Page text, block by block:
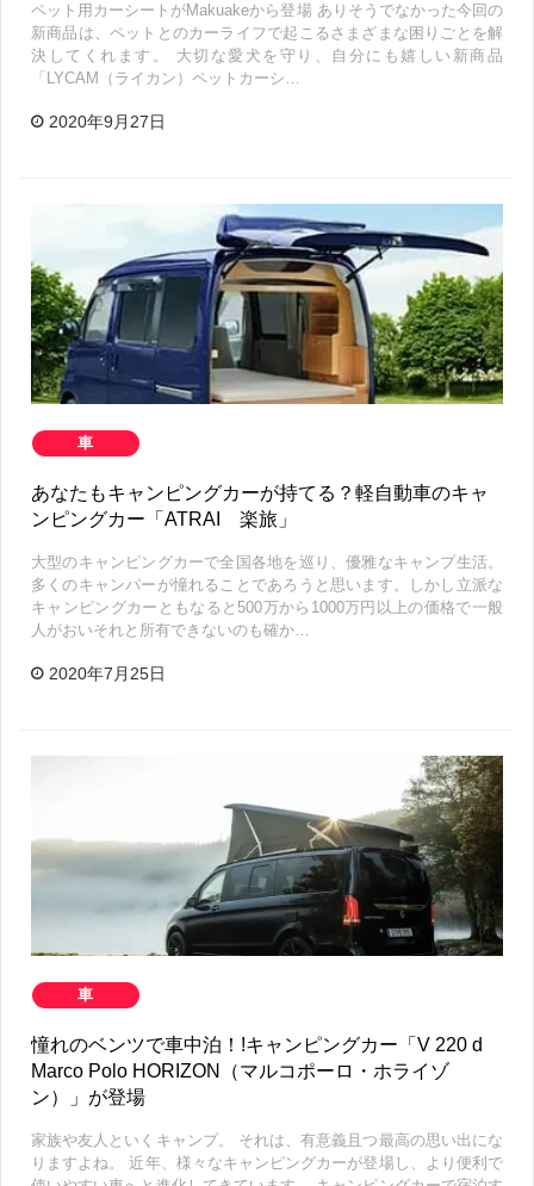
ペット用カーシートがMakuakeから登場 ありそうでなかった今回の
新商品は、ペットとのカーライフで起こるさまざまな困りごとを解
決してくれます。 大切な愛犬を守り、自分にも嬉しい新商品
「LYCAM（ライカン）ペットカーシ…
2020年9月27日
車
あなたもキャンピングカーが持てる？軽自動車のキャ
ンピングカー「ATRAI 楽旅」
大型のキャンピングカーで全国各地を巡り、優雅なキャンプ生活。
多くのキャンパーが憧れることであろうと思います。しかし立派な
キャンピングカーともなると500万から1000万円以上の価格で一般
人がおいそれと所有できないのも確か…
2020年7月25日
車
憧れのベンツで車中泊！!キャンピングカー「V 220 d
Marco Polo HORIZON（マルコポーロ・ホライゾ
ン）」が登場
家族や友人といくキャンプ。 それは、有意義且つ最高の思い出にな
りますよね。 近年、様々なキャンピングカーが登場し、より便利で